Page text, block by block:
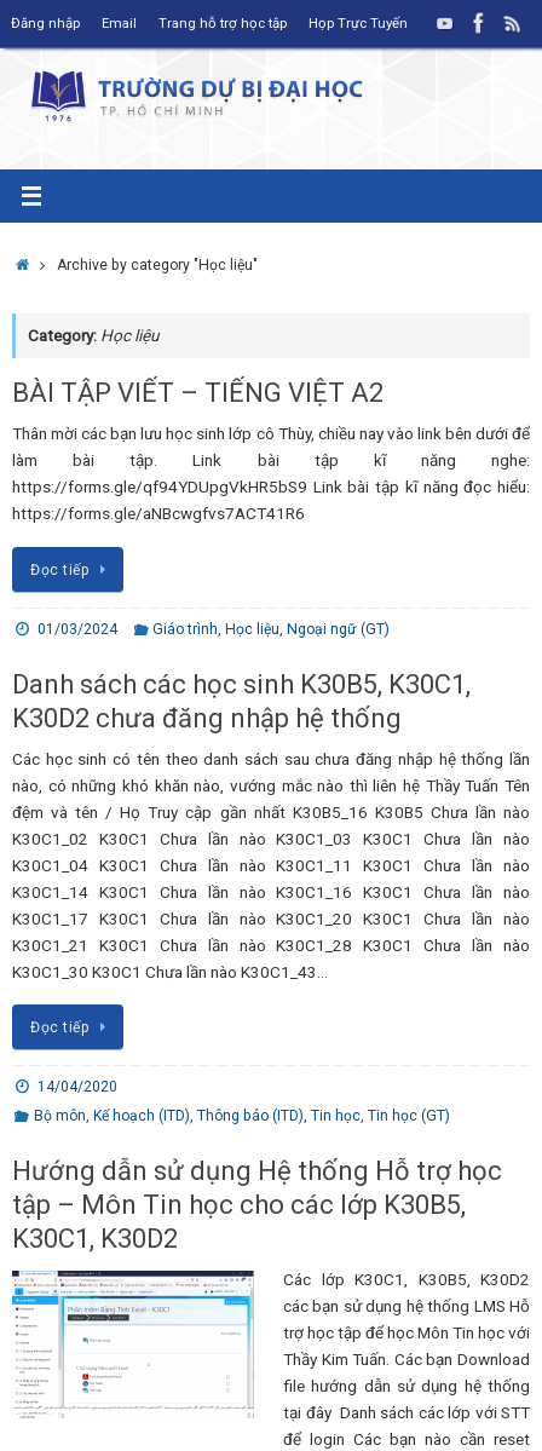
Đăng nhập Email Trang hỗ trợ học tập Họp Trực Tuyến
HomeArchive by category "Học liệu"
Category: Học liệu
BÀI TẬP VIẾT – TIẾNG VIỆT A2
Thân mời các bạn lưu học sinh lớp cô Thùy, chiều nay vào link bên dưới để
làm bài tập. Link bài tập kĩ năng nghe:
https://forms.gle/qf94YDUpgVkHR5bS9 Link bài tập kĩ năng đọc hiểu:
https://forms.gle/aNBcwgfvs7ACT41R6
Đọc tiếp
01/03/2024 Giáo trình ,Học liệu ,Ngoại ngữ (GT)
Danh sách các học sinh K30B5, K30C1,
K30D2 chưa đăng nhập hệ thống
Các học sinh có tên theo danh sách sau chưa đăng nhập hệ thống lần
nào, có những khó khăn nào, vướng mắc nào thì liên hệ Thầy Tuấn Tên
đệm và tên / Họ Truy cập gần nhất K30B5_16 K30B5 Chưa lần nào
K30C1_02 K30C1 Chưa lần nào K30C1_03 K30C1 Chưa lần nào
K30C1_04 K30C1 Chưa lần nào K30C1_11 K30C1 Chưa lần nào
K30C1_14 K30C1 Chưa lần nào K30C1_16 K30C1 Chưa lần nào
K30C1_17 K30C1 Chưa lần nào K30C1_20 K30C1 Chưa lần nào
K30C1_21 K30C1 Chưa lần nào K30C1_28 K30C1 Chưa lần nào
K30C1_30 K30C1 Chưa lần nào K30C1_43…
Đọc tiếp
14/04/2020
Bộ môn, Kế hoạch (ITD), Thông báo (ITD), Tin học, Tin học (GT)
Hướng dẫn sử dụng Hệ thống Hỗ trợ học
tập – Môn Tin học cho các lớp K30B5,
K30C1, K30D2
Các lớp K30C1, K30B5, K30D2
các bạn sử dụng hệ thống LMS Hỗ
trợ học tập để học Môn Tin học với
Thầy Kim Tuấn. Các bạn Download
file hướng dẫn sử dụng hệ thống
tại đây Danh sách các lớp với STT
để login Các bạn nào cần reset